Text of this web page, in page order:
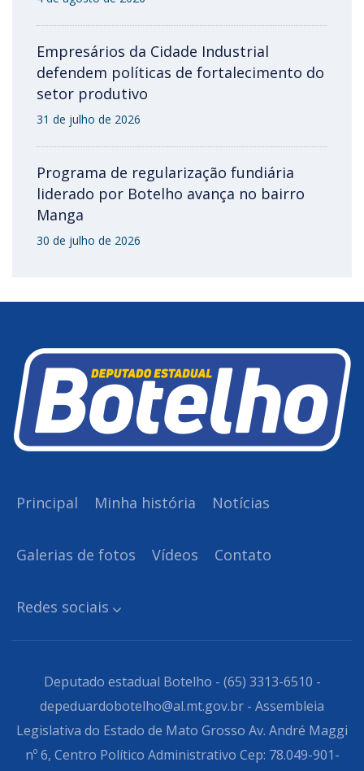
Empresários da Cidade Industrial
defendem políticas de fortalecimento do
setor produtivo
31 de julho de 2026
Programa de regularização fundiária
liderado por Botelho avança no bairro
Manga
30 de julho de 2026
Principal Minha história Notícias
Galerias de fotos Vídeos Contato
Redes sociais
Deputado estadual Botelho - (65) 3313-6510 -
depeduardobotelho@al.mt.gov.br - Assembleia
Legislativa do Estado de Mato Grosso Av. André Maggi
nº 6, Centro Político Administrativo Cep: 78.049-901-